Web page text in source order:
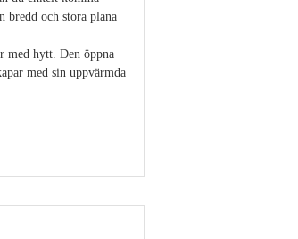
bredd och stora plana
med hytt. Den öppna
med sin uppvärmda